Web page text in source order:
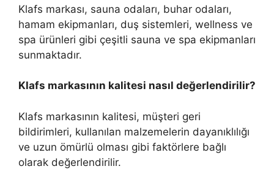
Klafs markası, sauna odaları, buhar odaları,
hamam ekipmanları, duş sistemleri, wellness ve
spa ürünleri gibi çeşitli sauna ve spa ekipmanları
sunmaktadır.
Klafs markasının kalitesi nasıl değerlendirilir?
Klafs markasının kalitesi, müşteri geri
bildirimleri, kullanılan malzemelerin dayanıklılığı
ve uzun ömürlü olması gibi faktörlere bağlı
olarak değerlendirilir.